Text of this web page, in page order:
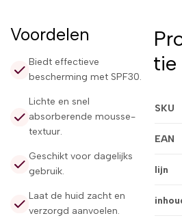
Voordelen
Biedt effectieve
bescherming met SPF30.
Lichte en snel
absorberende mousse-
textuur.
Geschikt voor dagelijks
gebruik.
Laat de huid zacht en
verzorgd aanvoelen.
tie
SKU
EAN
lijn